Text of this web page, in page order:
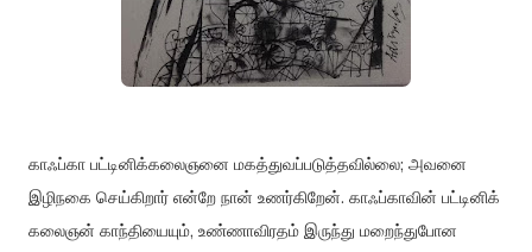
காஃப்கா பட்டினிக்கலைஞனை மகத்துவப்படுத்தவில்லை; அவனை
இழிநகை செய்கிறார் என்றே நான் உணர்கிறேன். காஃப்காவின் பட்டினிக்
கலைஞன் காந்தியையும், உண்ணாவிரதம் இருந்து மறைந்துபோன